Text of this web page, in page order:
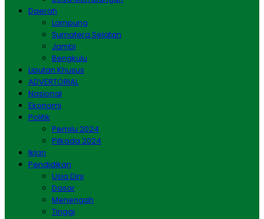
Daerah
Lampung
Sumatera Selatan
Jambi
Bengkulu
Liputan Khusus
ADVERTORIAL
Nasional
Ekonomi
Politik
Pemilu 2024
Pilkada 2024
Iklan
Pendidikan
Usia Dini
Dasar
Menengah
Tinggi